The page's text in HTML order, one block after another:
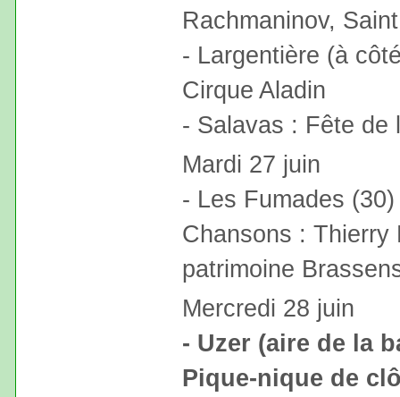
Rachmaninov,
- Largentière (à
Cirque Aladin
- Salavas : Fête de
Mardi 27 juin
- Les Fumades
Chansons : Thierry
patrimoine
Mercredi 28 juin
- Uzer (aire de la
Pique-nique de